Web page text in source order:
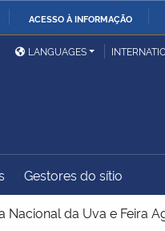
ACESSO À INFORMAÇÃO
das Relações
Geral da
LANGUAGES
Gestores do sítio
da Uva e Feira